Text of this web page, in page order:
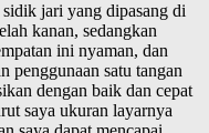
jari yang dipasang di
kanan, sedangkan
ini nyaman, dan
penggunaan satu tangan
dengan baik dan cepat
saya ukuran layarnya